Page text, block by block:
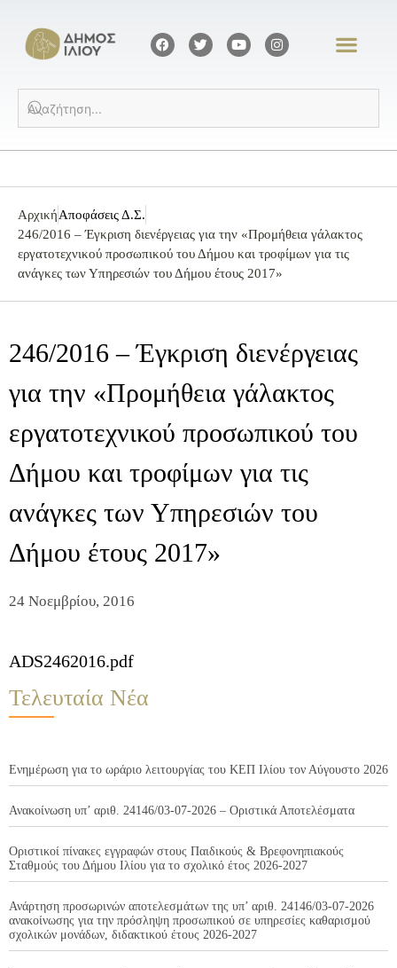
ΑρχικήΑποφάσεις Δ.Σ.
246/2016 – Έγκριση διενέργειας για την «Προμήθεια γάλακτος
εργατοτεχνικού προσωπικού του Δήμου και τροφίμων για τις
ανάγκες των Υπηρεσιών του Δήμου έτους 2017»
246/2016 – Έγκριση διενέργειας
για την «Προμήθεια γάλακτος
εργατοτεχνικού προσωπικού του
Δήμου και τροφίμων για τις
ανάγκες των Υπηρεσιών του
Δήμου έτους 2017»
24 Νοεμβρίου, 2016
ADS2462016.pdf
Τελευταία Νέα
Ενημέρωση για το ωράριο λειτουργίας του ΚΕΠ Ιλίου τον Αύγουστο 2026
Ανακοίνωση υπ’ αριθ. 24146/03-07-2026 – Οριστικά Αποτελέσματα
Οριστικοί πίνακες εγγραφών στους Παιδικούς & Βρεφονηπιακούς
Σταθμούς του Δήμου Ιλίου για το σχολικό έτος 2026-2027
Ανάρτηση προσωρινών αποτελεσμάτων της υπ’ αριθ. 24146/03-07-2026
ανακοίνωσης για την πρόσληψη προσωπικού σε υπηρεσίες καθαρισμού
σχολικών μονάδων, διδακτικού έτους 2026-2027